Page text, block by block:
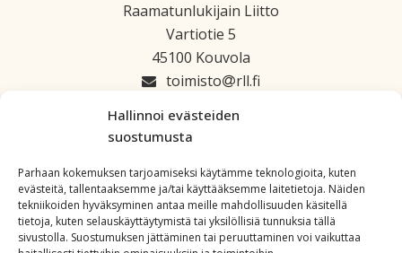
Hallinnoi evästeiden
suostumusta
Parhaan kokemuksen tarjoamiseksi käytämme teknologioita, kuten
evästeitä, tallentaaksemme ja/tai käyttääksemme laitetietoja. Näiden
tekniikoiden hyväksyminen antaa meille mahdollisuuden käsitellä
tietoja, kuten selauskäyttäytymistä tai yksilöllisiä tunnuksia tällä
sivustolla. Suostumuksen jättäminen tai peruuttaminen voi vaikuttaa
Raamatunlukijain Liitto
Vartiotie 5
45100 Kouvola
toimisto
rll.fi